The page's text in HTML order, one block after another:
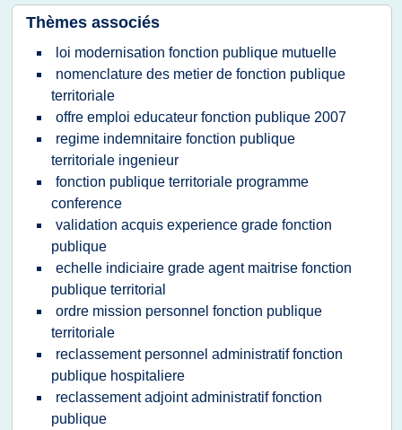
Thèmes associés
loi modernisation fonction publique mutuelle
nomenclature des metier de fonction publique
territoriale
offre emploi educateur fonction publique 2007
regime indemnitaire fonction publique
territoriale ingenieur
fonction publique territoriale programme
conference
validation acquis experience grade fonction
publique
echelle indiciaire grade agent maitrise fonction
publique territorial
ordre mission personnel fonction publique
territoriale
reclassement personnel administratif fonction
publique hospitaliere
reclassement adjoint administratif fonction
publique